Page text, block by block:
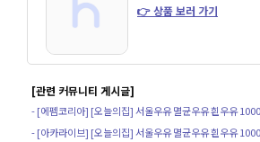
👉 상품 보러 가기
[관련 커뮤니티 게시글]
- [에펨코리아] [오늘의집] 서울우유 멸균우유 흰우유
- [아카라이브] [오늘의집] 서울우유 멸균우유 흰우유